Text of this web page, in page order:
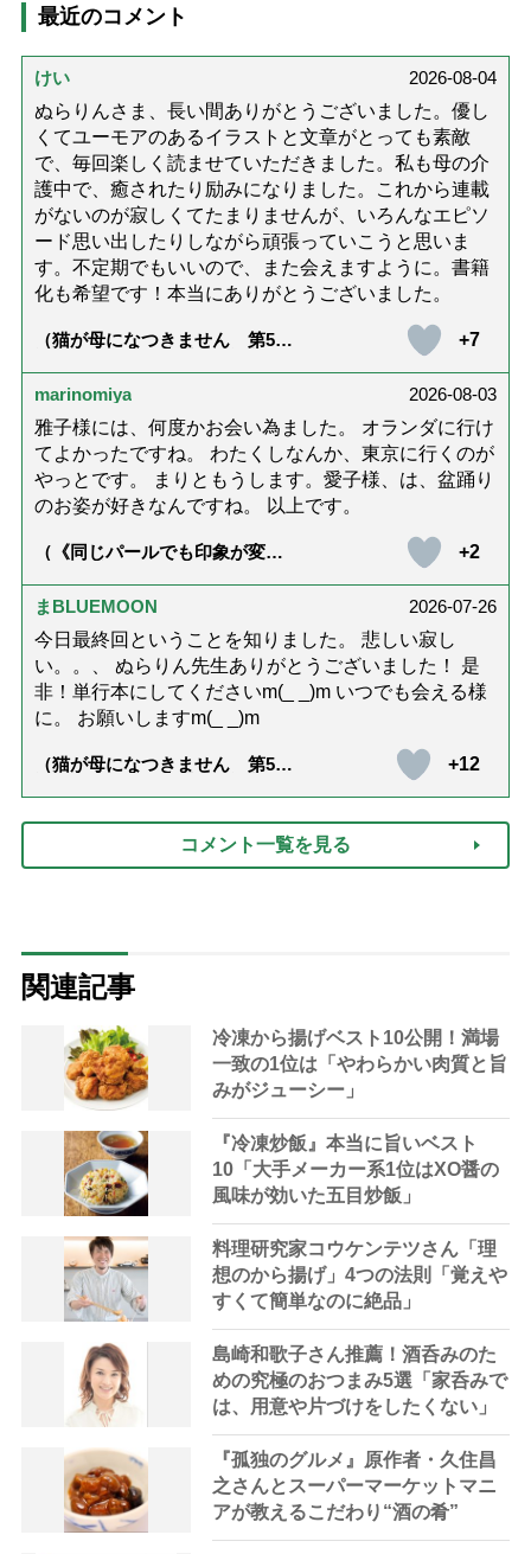
最近のコメント
けい
2026-08-04
ぬらりんさま、長い間ありがとうございました。優し
くてユーモアのあるイラストと文章がとっても素敵
で、毎回楽しく読ませていただきました。私も母の介
護中で、癒されたり励みになりました。これから連載
がないのが寂しくてたまりませんが、いろんなエピソ
ード思い出したりしながら頑張っていこうと思いま
す。不定期でもいいので、また会えますように。書籍
化も希望です！本当にありがとうございました。
（猫が母になつきません 第500
+7
marinomiya
2026-08-03
雅子様には、何度かお会い為ました。 オランダに行け
てよかったですね。 わたくしなんか、東京に行くのが
やっとです。 まりともうします。愛子様、は、盆踊り
のお姿が好きなんですね。 以上です。
（《同じパールでも印象が変
の夏ネックレス」上品＆涼しげ
に見せる4つの法則）
+2
まBLUEMOON
2026-07-26
今日最終回ということを知りました。 悲しい寂し
い。。、 ぬらりん先生ありがとうございました！ 是
非！単行本にしてくださいm(_ _)m いつでも会える様
に。 お願いしますm(_ _)m
（猫が母になつきません 第500
+12
コメント一覧を見る
関連記事
冷凍から揚げベスト10公開！満場
一致の1位は「やわらかい肉質と旨
みがジューシー」
『冷凍炒飯』本当に旨いベスト
10「大手メーカー系1位はXO醤の
風味が効いた五目炒飯」
料理研究家コウケンテツさん「理
想のから揚げ」4つの法則「覚えや
すくて簡単なのに絶品」
島崎和歌子さん推薦！酒呑みのた
めの究極のおつまみ5選「家呑みで
は、用意や片づけをしたくない」
『孤独のグルメ』原作者・久住昌
之さんとスーパーマーケットマニ
アが教えるこだわり“酒の肴”